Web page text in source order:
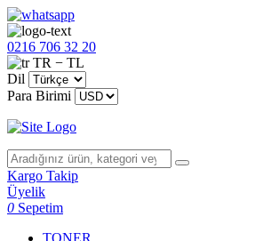
0216 706 32 20
TR − TL
Dil
Para Birimi
Kargo Takip
Üyelik
0 Sepetim
TONER